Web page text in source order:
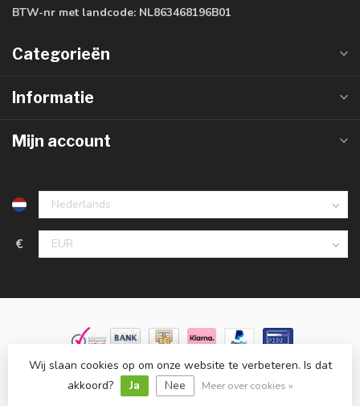
BTW-nr met landcode: NL863468196B01
Categorieën
Informatie
Mijn account
€
© Copyright 2026 Groothandelinled.nl - Powered by
Lightspeed
Lightspeed designbyDyvelopment
Wij slaan cookies op om onze website te verbeteren. Is dat
akkoord?
Ja Nee Meer over cookies »